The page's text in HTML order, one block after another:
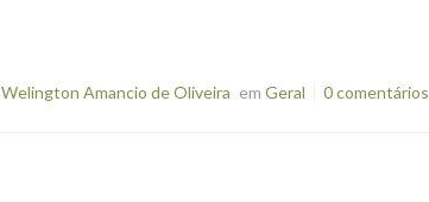
Welington Amancio de Oliveira em Geral 0 comentários